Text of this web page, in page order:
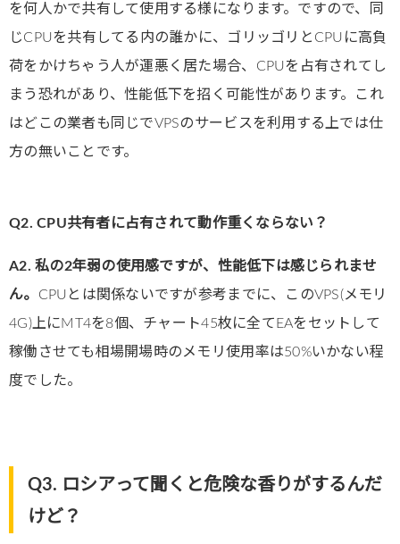
を何人かで共有して使用する様になります。ですので、同
じCPUを共有してる内の誰かに、ゴリッゴリとCPUに高負
荷をかけちゃう人が運悪く居た場合、CPUを占有されてし
まう恐れがあり、性能低下を招く可能性があります。これ
はどこの業者も同じでVPSのサービスを利用する上では仕
方の無いことです。
Q2. CPU共有者に占有されて動作重くならない？
A2. 私の2年弱の使用感ですが、性能低下は感じられませ
ん。 CPUとは関係ないですが参考までに、このVPS(メモリ
4G)上にMT4を8個、チャート45枚に全てEAをセットして
稼働させても相場開場時のメモリ使用率は50%いかない程
度でした。
Q3. ロシアって聞くと危険な香りがするんだ
けど？